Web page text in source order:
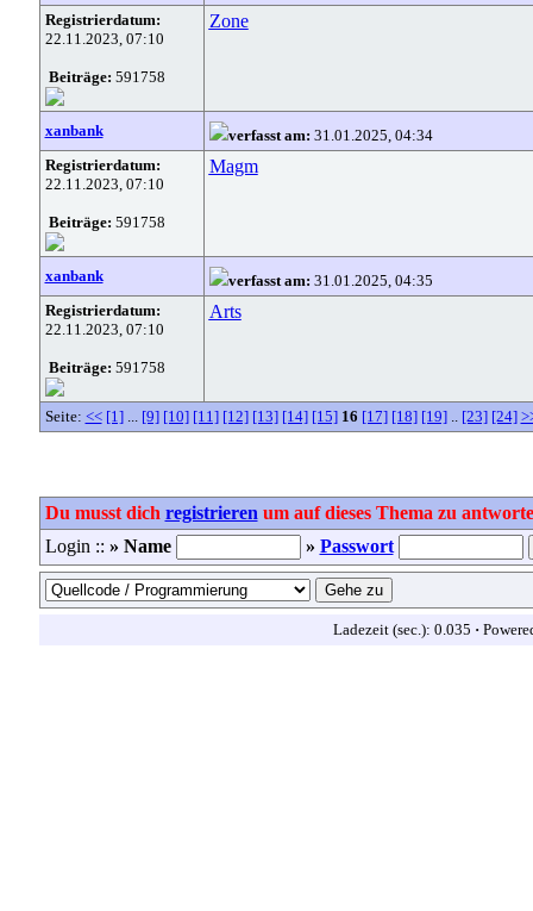
Registrierdatum:
22.11.2023, 07:10
Beiträge: 591758
Zone
xanbank verfasst am: 31.01.2025, 04:34
Registrierdatum:
22.11.2023, 07:10
Beiträge: 591758
Magm
xanbank verfasst am: 31.01.2025, 04:35
Registrierdatum:
22.11.2023, 07:10
Beiträge: 591758
Arts
Seite: << [1]... [9] [10] [11] [12] [13] [14] [15] 16 [17] [18] [19].. [23] [24]
Du musst dich registrieren um auf dieses Thema zu
Login :: » Name » Passwort
Ladezeit (sec.): 0.035 ·